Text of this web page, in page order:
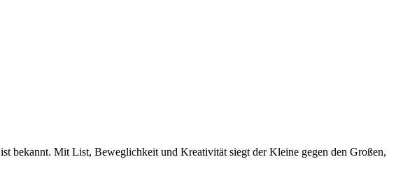
bekannt. Mit List, Beweglichkeit und Kreativität siegt der Kleine gegen den Großen,